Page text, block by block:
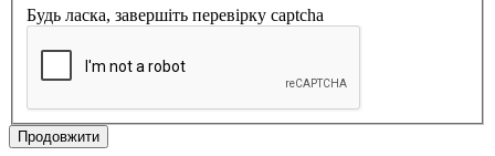
Будь ласка, завершіть перевірку captcha
Продовжити